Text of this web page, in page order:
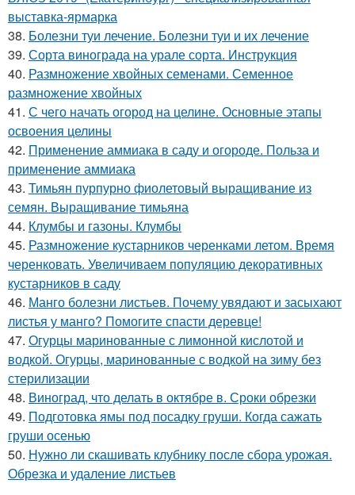
выставка-ярмарка
38. Болезни туи лечение. Болезни туи и их лечение
39. Сорта винограда на урале сорта. Инструкция
40. Размножение хвойных семенами. Семенное
размножение хвойных
41. С чего начать огород на целине. Основные этапы
освоения целины
42. Применение аммиака в саду и огороде. Польза и
применение аммиака
43. Тимьян пурпурно фиолетовый выращивание из
семян. Выращивание тимьяна
44. Клумбы и газоны. Клумбы
45. Размножение кустарников черенками летом. Время
черенковать. Увеличиваем популяцию декоративных
кустарников в саду
46. Манго болезни листьев. Почему увядают и засыхают
листья у манго? Помогите спасти деревце!
47. Огурцы маринованные с лимонной кислотой и
водкой. Огурцы, маринованные с водкой на зиму без
стерилизации
48. Виноград, что делать в октябре в. Сроки обрезки
49. Подготовка ямы под посадку груши. Когда сажать
груши осенью
50. Нужно ли скашивать клубнику после сбора урожая.
Обрезка и удаление листьев